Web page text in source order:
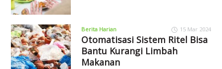
Berita Harian 15 Mar 2024
Otomatisasi Sistem Ritel Bisa
Bantu Kurangi Limbah
Makanan